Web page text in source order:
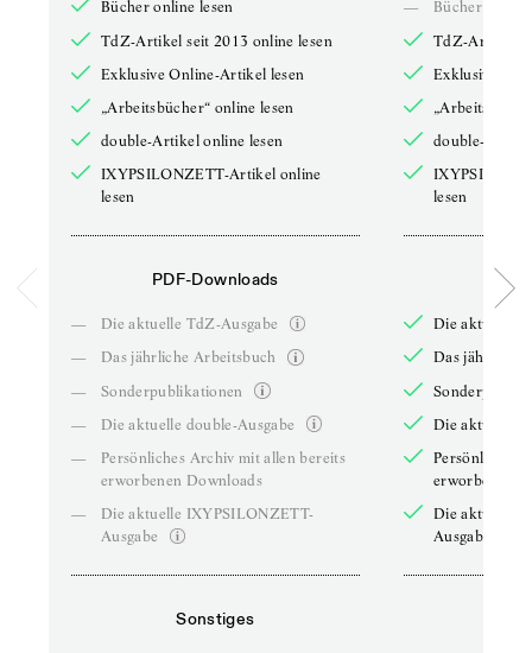
Bücher online lesen
TdZ-Artikel seit 2013 online lesen
Exklusive Online-Artikel lesen
„Arbeitsbücher“ online lesen
double-Artikel online lesen
IXYPSILONZETT-Artikel online
lesen
PDF-Downloads
—
Die aktuelle TdZ-Ausgabe
—
Das jährliche Arbeitsbuch
—
Sonderpublikationen
—
Die aktuelle double-Ausgabe
—
Persönliches Archiv mit allen bereits
erworbenen Downloads
—
Die aktuelle IXYPSILONZETT-
Ausgabe
Sonstiges
—
Bücher online
TdZ-Artikel
Exklusive
double-
lesen
Die aktuelle
Das jährliche
Die aktuelle
Persönliches
erworbenen
Die aktuelle
Ausgabe